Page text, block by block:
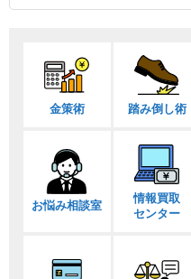
金策術 踏み倒し術
お悩み相談室
情報買取
センター